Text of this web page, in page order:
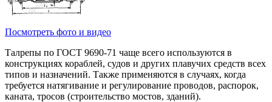
Посмотреть фото и видео
Талрепы по ГОСТ 9690-71 чаще всего используются в
конструкциях кораблей, судов и других плавучих средств всех
типов и назначений. Также применяются в случаях, когда
требуется натягивание и регулирование проводов, распорок,
каната, тросов (строительство мостов, зданий).